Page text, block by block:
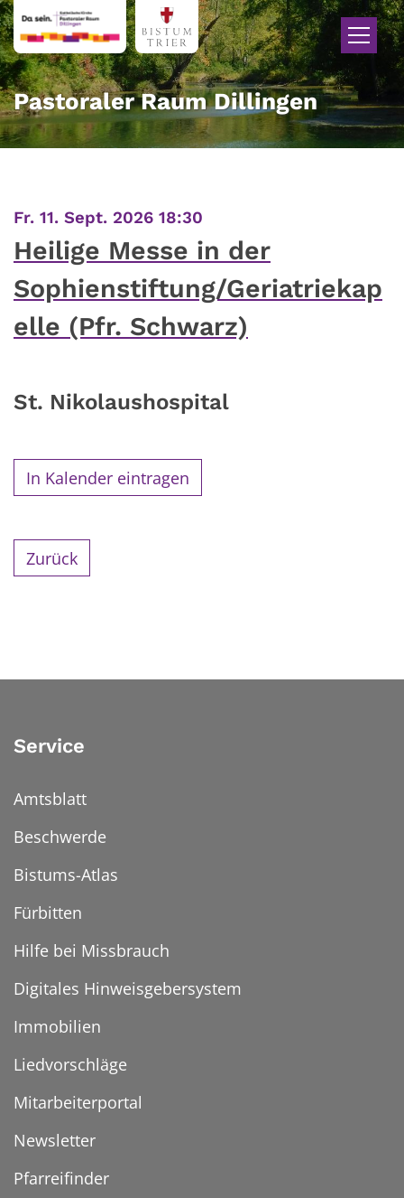
Zum Inhalt springen
Pastoraler Raum Dillingen
Fr. 11. Sept. 2026 18:30
Heilige Messe in der
Sophienstiftung/Geriatriekap
elle (Pfr. Schwarz)
St. Nikolaushospital
In Kalender eintragen
Zurück
Service
Amtsblatt
Beschwerde
Bistums-Atlas
Fürbitten
Hilfe bei Missbrauch
Digitales Hinweisgebersystem
Immobilien
Liedvorschläge
Mitarbeiterportal
Newsletter
Pfarreifinder